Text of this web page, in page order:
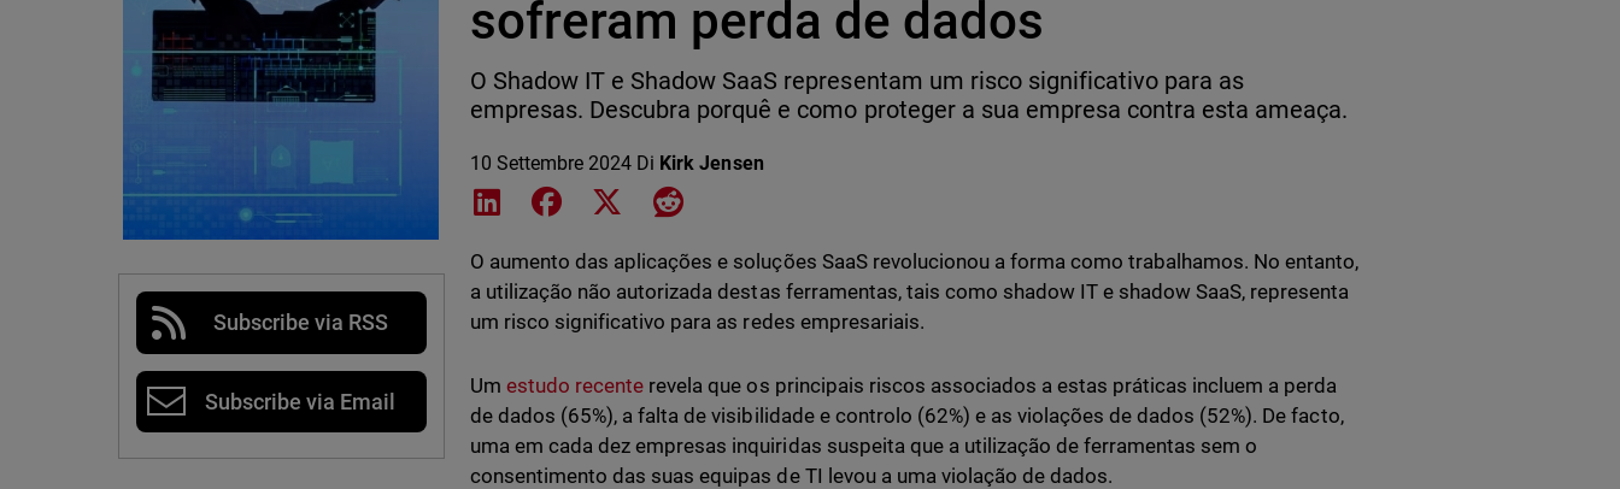
Subscribe via RSS
Subscribe via Email
sofreram perda de dados
O Shadow IT e Shadow SaaS representam um risco significativo para as
empresas. Descubra porquê e como proteger a sua empresa contra esta ameaça.
10 Settembre 2024 Di Kirk Jensen
Share on LinkedIn
Share on Facebook
Share on XShare on Reddit
O aumento das aplicações e soluções SaaS revolucionou a forma como trabalhamos. No entanto,
a utilização não autorizada destas ferramentas, tais como shadow IT e shadow SaaS, representa
um risco significativo para as redes empresariais.
Umestudo recente revela que os principais riscos associados a estas práticas incluem a perda
de dados (65%), a falta de visibilidade e controlo (62%) e as violações de dados (52%). De facto,
uma em cada dez empresas inquiridas suspeita que a utilização de ferramentas sem o
consentimento das suas equipas de TI levou a uma violação de dados.